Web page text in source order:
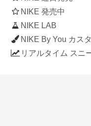
NIKE 発売中
NIKE LAB
NIKE By You カス
リアルタイム スニ